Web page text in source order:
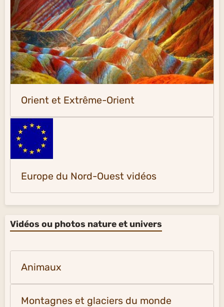
Orient et Extrême-Orient
Europe du Nord-Ouest vidéos
Vidéos ou photos nature et univers
Animaux
Montagnes et glaciers du monde